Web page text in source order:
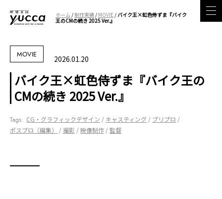
ホーム /制作実績 / MOVIE /バイク王×虹色侍ずま『バイク
王のCMの続き 2025 Ver.』
MOVIE 2026.01.20
バイク王×虹色侍ずま『バイク王の
CMの続き 2025 Ver.』
CG・グラフィックデザイン キャスティング
プリプロ
ポスプロ（編集）
撮影 映像制作 監督